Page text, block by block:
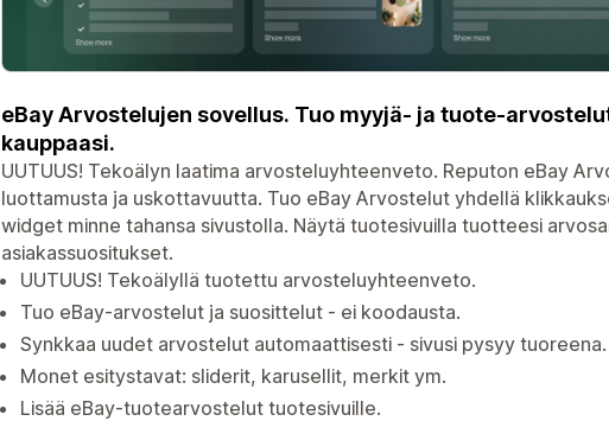
eBay Arvostelujen sovellus. Tuo myyjä- ja tuote-
kauppaasi.
UUTUUS! Tekoälyn laatima arvosteluyhteenveto. Reputon eBay
luottamusta ja uskottavuutta. Tuo eBay Arvostelut yhdellä
widget minne tahansa sivustolla. Näytä tuotesivuilla tuotteesi
asiakassuositukset.
UUTUUS! Tekoälyllä tuotettu arvosteluyhteenveto.
Tuo eBay-arvostelut ja suosittelut - ei koodausta.
Synkkaa uudet arvostelut automaattisesti - sivusi pysyy tuoreena.
Monet esitystavat: sliderit, karusellit, merkit ym.
Lisää eBay-tuotearvostelut tuotesivuille.